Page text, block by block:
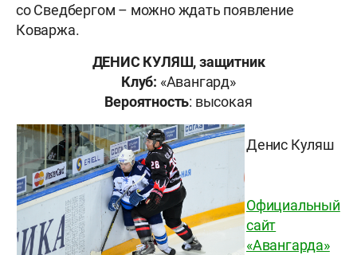
со Сведбергом – можно ждать появление
Коваржа.
ДЕНИС КУЛЯШ, защитник
Клуб: «Авангард»
Вероятность: высокая
Денис Куляш
Официальный
сайт
«Авангарда»